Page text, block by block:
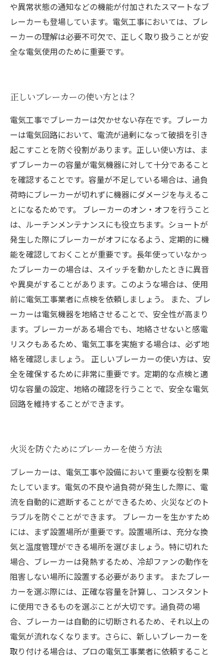
や異常状態の通知などの機能が付加されたスマートなブ
レーカーも登場しています。電気工事においては、ブレ
ーカーの理解は必要不可欠で、正しく取り扱うことが安
全な電気使用のために重要です。
正しいブレーカーの使い方とは？
電気工事でブレーカーは欠かせない存在です。ブレーカ
ーは電気回路において、電流が過剰になって破損を引き
起こすことを防ぐ役割があります。正しい使い方は、ま
ずブレーカーの容量が電気機器に対して十分であること
を確認することです。容量が不足している場合は、過負
荷時にブレーカーが切れずに機器にダメージを与えるこ
とになるためです。 ブレーカーのオン・オフを行うこと
は、ルーチンメンテナンスにも役立ちます。ショートが
発生した際にブレーカーがオフになるよう、定期的に機
能を確認しておくことが重要です。長年使っていなかっ
たブレーカーの場合は、スイッチを動かしたときに異音
や異臭がすることがあります。このような場合は、使用
前に電気工事業者に点検を依頼しましょう。 また、ブレ
ーカーは電気機器を地絡させることで、安全性が高まり
ます。ブレーカーがある場合でも、地絡させないと感電
リスクもあるため、電気工事を実施する場合は、必ず地
絡を確認しましょう。 正しいブレーカーの使い方は、安
全を確保するために非常に重要です。定期的な点検と適
切な容量の設定、地絡の確認を行うことで、安全な電気
回路を維持することができます。
火災を防ぐためにブレーカーを使う方法
ブレーカーは、電気工事や設備において重要な役割を果
たしています。電気の不良や過負荷が発生した際に、電
流を自動的に遮断することができるため、火災などのト
ラブルを防ぐことができます。 ブレーカーを生かすため
には、まず設置場所が重要です。設置場所は、充分な換
気と温度管理ができる場所を選びましょう。特に切れた
場合、ブレーカーは発熱するため、冷却ファンの動作を
阻害しない場所に設置する必要があります。 またブレー
カーを選ぶ際には、正確な容量を計算し、コンスタント
に使用できるものを選ぶことが大切です。過負荷の場
合、ブレーカーは自動的に切断されるため、それ以上の
電気が流れなくなります。さらに、新しいブレーカーを
取り付ける場合は、プロの電気工事業者に依頼すること